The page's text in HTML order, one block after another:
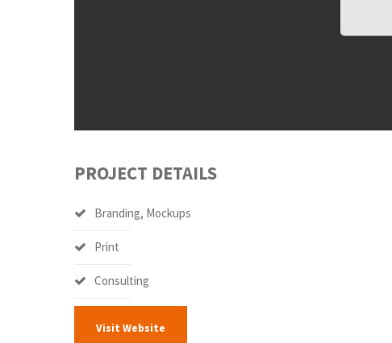
PROJECT DETAILS
Branding, Mockups
Print
Consulting
Visit Website